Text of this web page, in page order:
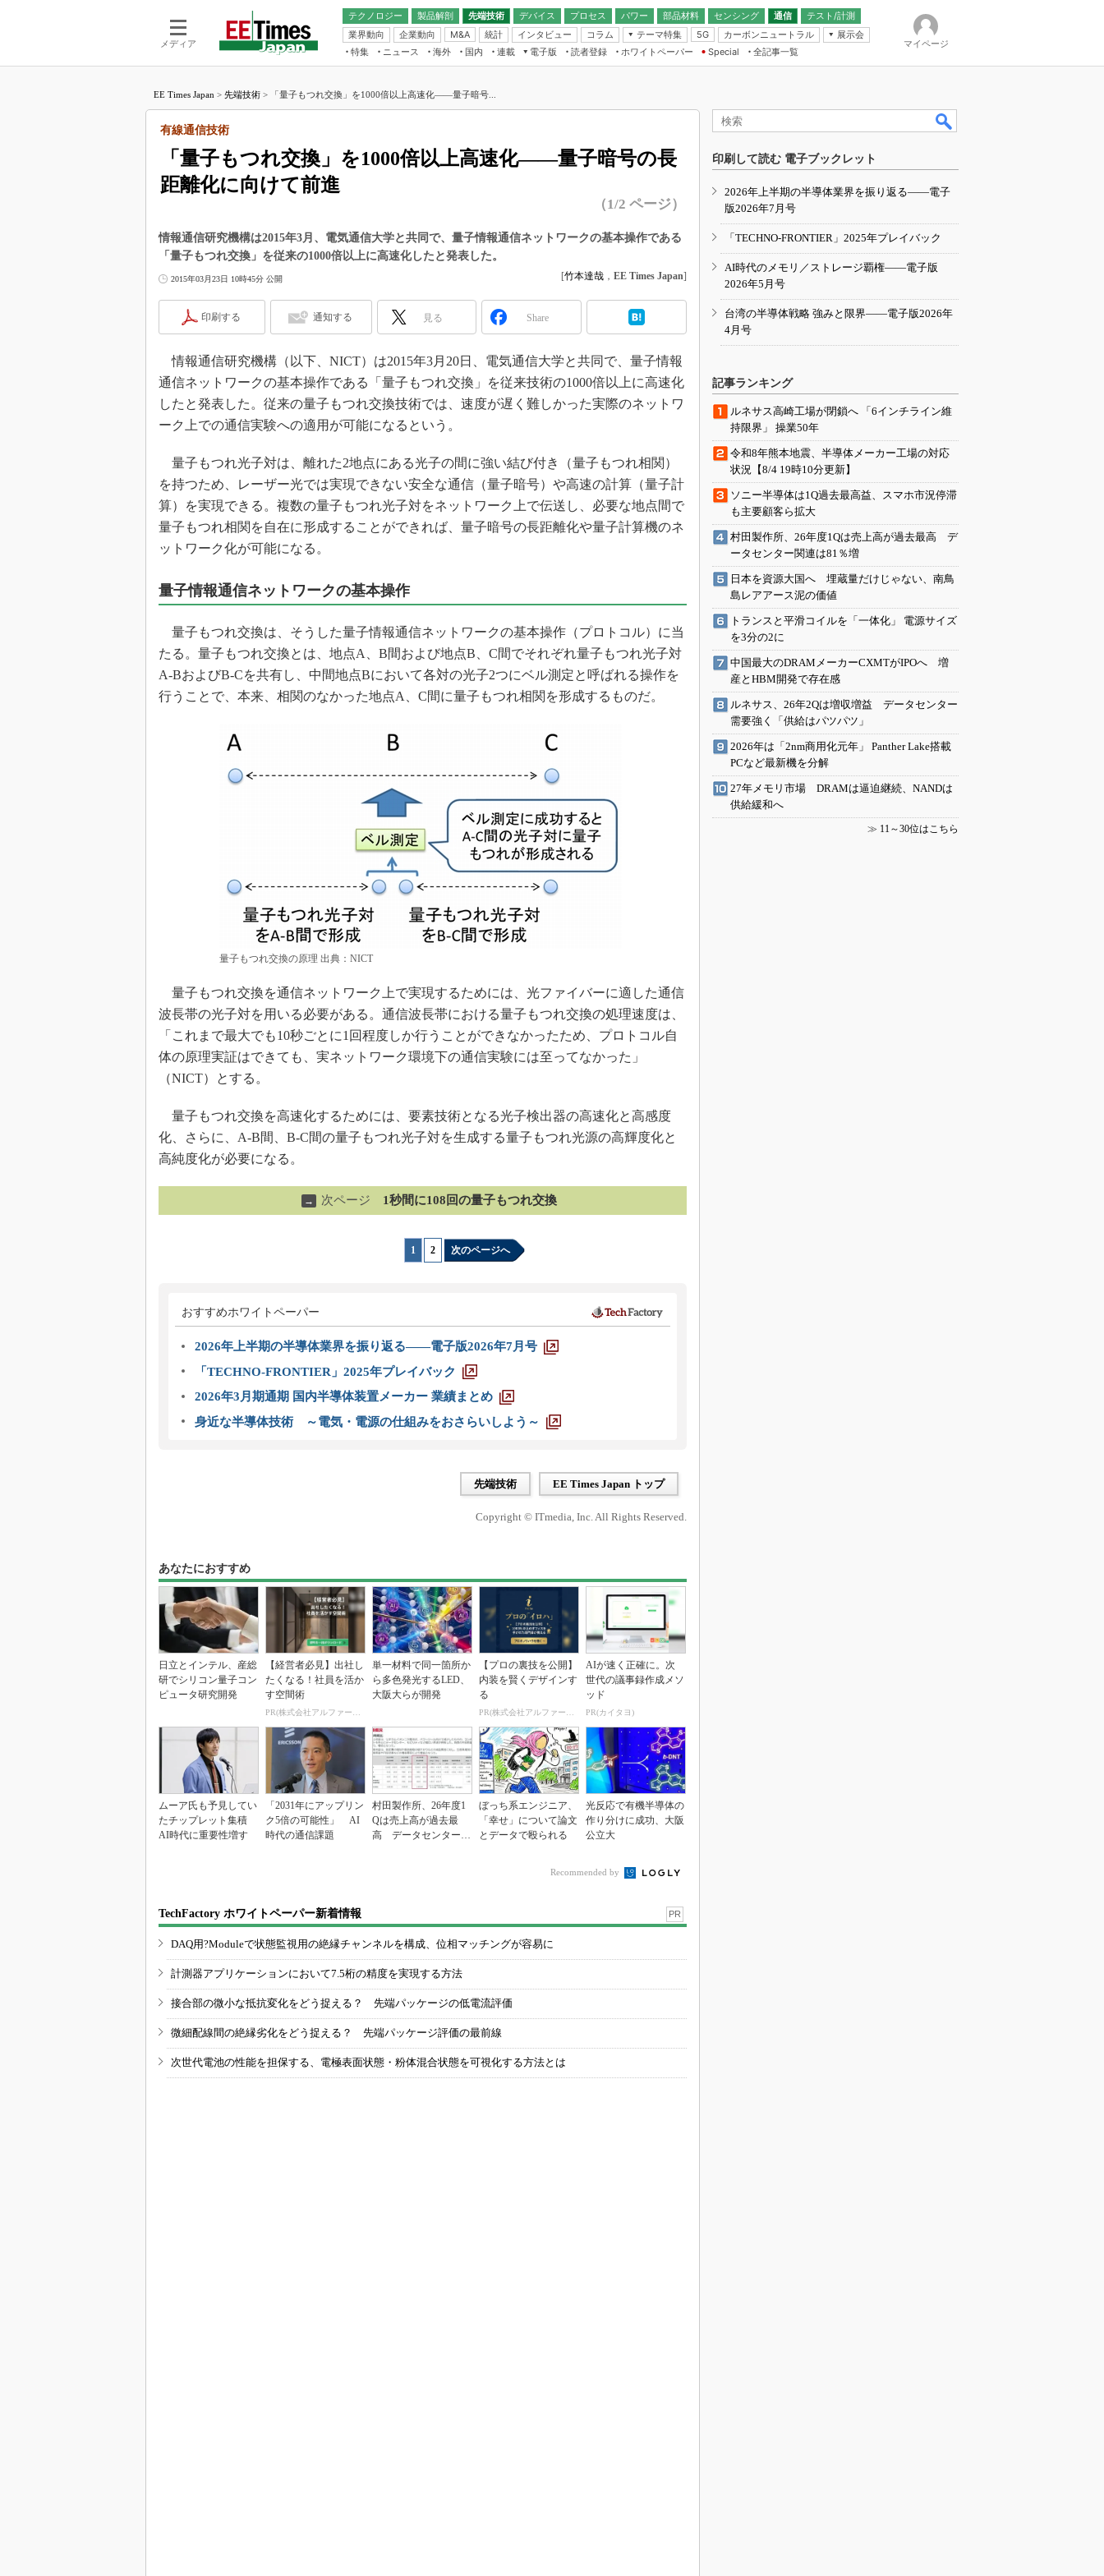
メディア
テクノロジー 製品解剖
先端技術
電池／エネルギー
デバイス
アナログ
マイコン
プロセス パワー 部品材料 センシング
通信
無線
テスト/計測
業界動向
企業動向 M&A 統計 インタビュー コラム
テーマ特集
フィジカルAI
読者調査（EE Times Research）
電源設計（EDN Japan）
エレクトロニクス入門（EDN
5G カーボンニュートラル
展示会
IoT・エッジコンピューティング
EXPO
TECHNO-FRONTIER
人とくるま展
特集 ニュース 海外 国内
連載
福田昭のデバイス通信
大山聡の業界スコープ
大原雄介のエレ・組み込みプレイバ
ック
世界を「数字」で回してみよう
この10年で起こったこと、次の10年
で起こること
光伝送技術を知る
“異端児エンジニア”が仕掛けた社内
改革、執念の180日
JASA発IoT通信
IHSアナリスト「未来展望」
「英語に愛されないエンジニア」の
ための新行動論
電子版
電子ブックレット
読者登録 ホワイトペーパー
Special
全記事一覧
マイページ
EE Times Japan > 先端技術 > 「量子もつれ交換」を1000倍以上高速化――量子暗号...
「量子もつれ交換」を1000倍以上高速化――量子暗号の長
距離化に向けて前進
有線通信技術
（1/2 ページ）
情報通信研究機構は2015年3月、電気通信大学と共同で、量子情報通信ネットワークの基本操作である
「量子もつれ交換」を従来の1000倍以上に高速化したと発表した。
2015年03月23日 10時45分 公開 [竹本達哉 ， EE Times Japan]
印刷する 通知する 見る Share
情報通信研究機構（以下、NICT）は2015年3月20日、電気通信大学と共同で、量子情報
通信ネットワークの基本操作である「量子もつれ交換」を従来技術の1000倍以上に高速化
したと発表した。従来の量子もつれ交換技術では、速度が遅く難しかった実際のネットワ
ーク上での通信実験への適用が可能になるという。
量子もつれ光子対は、離れた2地点にある光子の間に強い結び付き（量子もつれ相関）
を持つため、レーザー光では実現できない安全な通信（量子暗号）や高速の計算（量子計
算）を実現できる。複数の量子もつれ光子対をネットワーク上で伝送し、必要な地点間で
量子もつれ相関を自在に形成することができれば、量子暗号の長距離化や量子計算機のネ
ットワーク化が可能になる。
量子情報通信ネットワークの基本操作
量子もつれ交換は、そうした量子情報通信ネットワークの基本操作（プロトコル）に当
たる。量子もつれ交換とは、地点A、B間および地点B、C間でそれぞれ量子もつれ光子対
A-BおよびB-Cを共有し、中間地点Bにおいて各対の光子2つにベル測定と呼ばれる操作を
行うことで、本来、相関のなかった地点A、C間に量子もつれ相関を形成するものだ。
量子もつれ交換の原理 出典：NICT
量子もつれ交換を通信ネットワーク上で実現するためには、光ファイバーに適した通信
波長帯の光子対を用いる必要がある。通信波長帯における量子もつれ交換の処理速度は、
「これまで最大でも10秒ごとに1回程度しか行うことができなかったため、プロトコル自
体の原理実証はできても、実ネットワーク環境下の通信実験には至ってなかった」
（NICT）とする。
量子もつれ交換を高速化するためには、要素技術となる光子検出器の高速化と高感度
化、さらに、A-B間、B-C間の量子もつれ光子対を生成する量子もつれ光源の高輝度化と
高純度化が必要になる。
→ 次ページ 1秒間に108回の量子もつれ交換
1 2 次のページへ
おすすめホワイトペーパー
2026年上半期の半導体業界を振り返る――電子版2026年7月号
「TECHNO-FRONTIER」2025年プレイバック
2026年3月期通期 国内半導体装置メーカー 業績まとめ
身近な半導体技術 ～電気・電源の仕組みをおさらいしよう～
先端技術 EE Times Japan トップ
Copyright © ITmedia, Inc. All Rights Reserved.
あなたにおすすめ
日立とインテル、産総
研でシリコン量子コン
ピュータ研究開発
【経営者必見】出社し
たくなる！社員を活か
す空間術
PR(株式会社アルファーテクノ)
単一材料で同一箇所か
ら多色発光するLED、
大阪大らが開発
【プロの裏技を公開】
内装を賢くデザインす
る
PR(株式会社アルファーテクノ)
AIが速く正確に。次
世代の議事録作成メソ
ッド
PR(カイタヨ)
ムーア氏も予見してい
たチップレット集積
AI時代に重要性増す
「2031年にアップリン
ク5倍の可能性」 AI
時代の通信課題
村田製作所、26年度1
Qは売上高が過去最
高 データセンター関
ぼっち系エンジニア、
「幸せ」について論文
とデータで殴られる
光反応で有機半導体の
作り分けに成功、大阪
公立大
Recommended by
TechFactory ホワイトペーパー新着情報 PR
DAQ用?Moduleで状態監視用の絶縁チャンネルを構成、位相マッチングが容易に
計測器アプリケーションにおいて7.5桁の精度を実現する方法
接合部の微小な抵抗変化をどう捉える？ 先端パッケージの低電流評価
微細配線間の絶縁劣化をどう捉える？ 先端パッケージ評価の最前線
次世代電池の性能を担保する、電極表面状態・粉体混合状態を可視化する方法とは
印刷して読む 電子ブックレット
2026年上半期の半導体業界を振り返る――電子
版2026年7月号
「TECHNO-FRONTIER」2025年プレイバック
AI時代のメモリ／ストレージ覇権――電子版
2026年5月号
台湾の半導体戦略 強みと限界――電子版2026年
4月号
記事ランキング
ルネサス高崎工場が閉鎖へ 「6インチライン維
持限界」 操業50年
令和8年熊本地震、半導体メーカー工場の対応
状況【8/4 19時10分更新】
ソニー半導体は1Q過去最高益、スマホ市況停滞
も主要顧客ら拡大
村田製作所、26年度1Qは売上高が過去最高 デ
ータセンター関連は81％増
日本を資源大国へ 埋蔵量だけじゃない、南鳥
島レアアース泥の価値
トランスと平滑コイルを「一体化」 電源サイズ
を3分の2に
中国最大のDRAMメーカーCXMTがIPOへ 増
産とHBM開発で存在感
ルネサス、26年2Qは増収増益 データセンター
需要強く「供給はパツパツ」
2026年は「2nm商用化元年」 Panther Lake搭載
PCなど最新機を分解
27年メモリ市場 DRAMは逼迫継続、NANDは
供給緩和へ
≫ 11～30位はこちら